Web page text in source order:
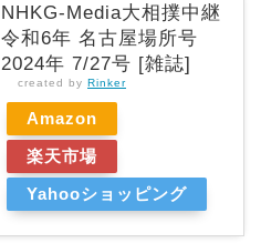
NHKG-Media大相撲中継
令和6年 名古屋場所号
2024年 7/27号 [雑誌]
created by Rinker
Amazon
楽天市場
Yahooショッピング